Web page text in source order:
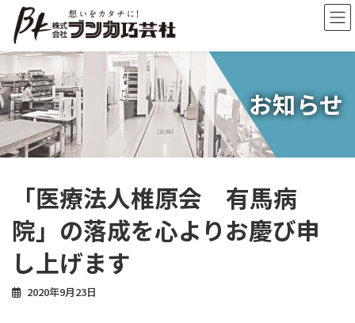
ン
ツ
へ
ス
キ
ッ
プ
ー
シ
ョ
ン
に
移
動
お知らせ
「医療法人椎原会 有馬病
院」の落成を心よりお慶び申
し上げます
2020年9月23日